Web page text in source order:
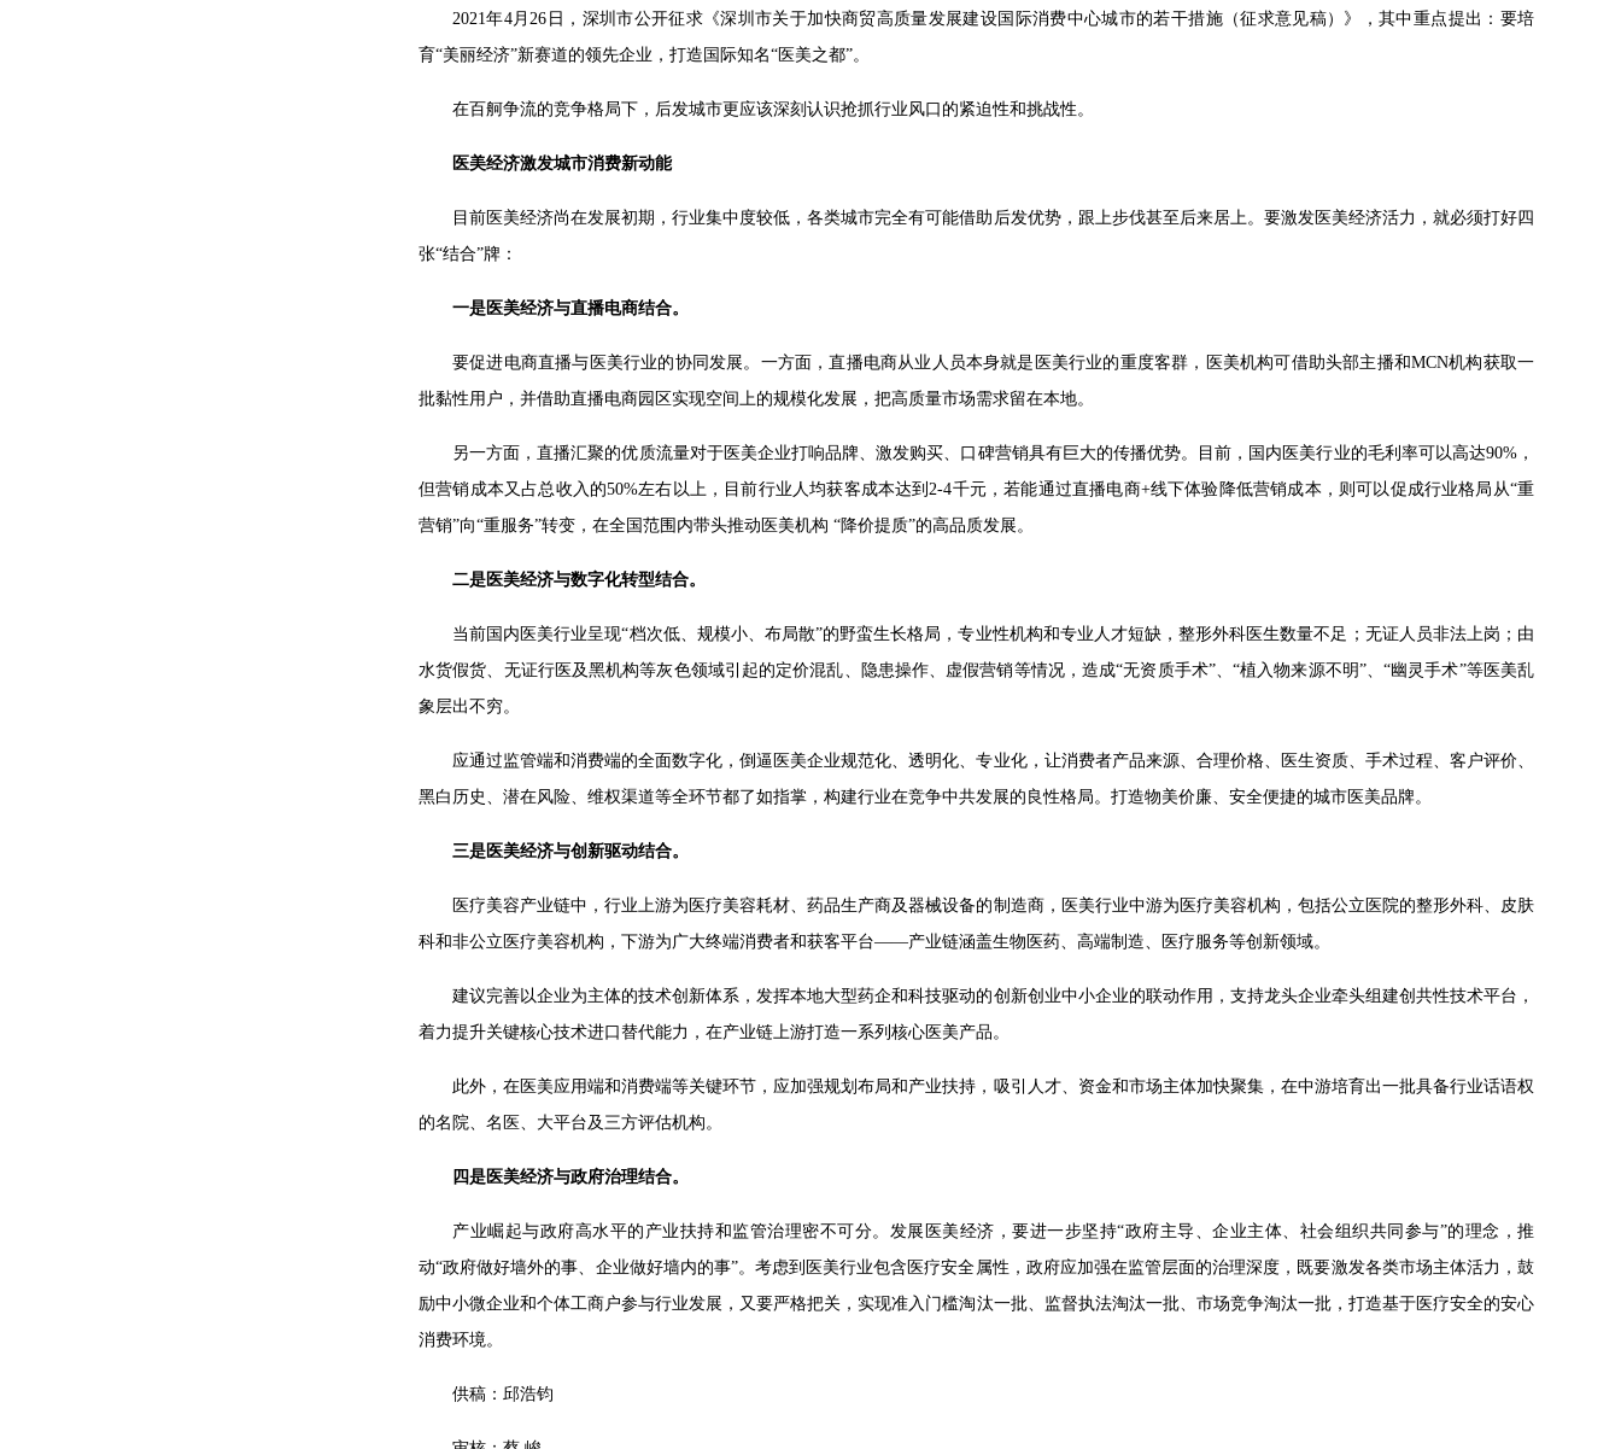
2021年4月26日，深圳市公开征求《深圳市关于加快商贸高质量发展建设国际消费中心城市的若干措施（征求意见稿）》，其中重点提出：要培
育“美丽经济”新赛道的领先企业，打造国际知名“医美之都”。
在百舸争流的竞争格局下，后发城市更应该深刻认识抢抓行业风口的紧迫性和挑战性。
医美经济激发城市消费新动能
目前医美经济尚在发展初期，行业集中度较低，各类城市完全有可能借助后发优势，跟上步伐甚至后来居上。要激发医美经济活力，就必须打好四
张“结合”牌：
一是医美经济与直播电商结合。
要促进电商直播与医美行业的协同发展。一方面，直播电商从业人员本身就是医美行业的重度客群，医美机构可借助头部主播和MCN机构获取一
批黏性用户，并借助直播电商园区实现空间上的规模化发展，把高质量市场需求留在本地。
另一方面，直播汇聚的优质流量对于医美企业打响品牌、激发购买、口碑营销具有巨大的传播优势。目前，国内医美行业的毛利率可以高达90%，
但营销成本又占总收入的50%左右以上，目前行业人均获客成本达到2-4千元，若能通过直播电商+线下体验降低营销成本，则可以促成行业格局从“重
营销”向“重服务”转变，在全国范围内带头推动医美机构 “降价提质”的高品质发展。
二是医美经济与数字化转型结合。
当前国内医美行业呈现“档次低、规模小、布局散”的野蛮生长格局，专业性机构和专业人才短缺，整形外科医生数量不足；无证人员非法上岗；由
水货假货、无证行医及黑机构等灰色领域引起的定价混乱、隐患操作、虚假营销等情况，造成“无资质手术”、“植入物来源不明”、“幽灵手术”等医美乱
象层出不穷。
应通过监管端和消费端的全面数字化，倒逼医美企业规范化、透明化、专业化，让消费者产品来源、合理价格、医生资质、手术过程、客户评价、
黑白历史、潜在风险、维权渠道等全环节都了如指掌，构建行业在竞争中共发展的良性格局。打造物美价廉、安全便捷的城市医美品牌。
三是医美经济与创新驱动结合。
医疗美容产业链中，行业上游为医疗美容耗材、药品生产商及器械设备的制造商，医美行业中游为医疗美容机构，包括公立医院的整形外科、皮肤
科和非公立医疗美容机构，下游为广大终端消费者和获客平台——产业链涵盖生物医药、高端制造、医疗服务等创新领域。
建议完善以企业为主体的技术创新体系，发挥本地大型药企和科技驱动的创新创业中小企业的联动作用，支持龙头企业牵头组建创共性技术平台，
着力提升关键核心技术进口替代能力，在产业链上游打造一系列核心医美产品。
此外，在医美应用端和消费端等关键环节，应加强规划布局和产业扶持，吸引人才、资金和市场主体加快聚集，在中游培育出一批具备行业话语权
的名院、名医、大平台及三方评估机构。
四是医美经济与政府治理结合。
产业崛起与政府高水平的产业扶持和监管治理密不可分。发展医美经济，要进一步坚持“政府主导、企业主体、社会组织共同参与”的理念，推
动“政府做好墙外的事、企业做好墙内的事”。考虑到医美行业包含医疗安全属性，政府应加强在监管层面的治理深度，既要激发各类市场主体活力，鼓
励中小微企业和个体工商户参与行业发展，又要严格把关，实现准入门槛淘汰一批、监督执法淘汰一批、市场竞争淘汰一批，打造基于医疗安全的安心
消费环境。
供稿：邱浩钧